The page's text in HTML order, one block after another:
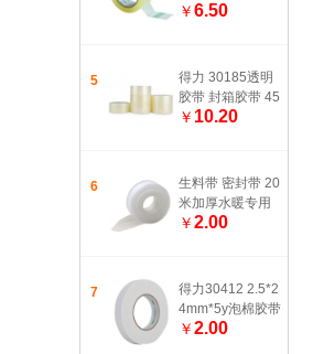
m*100y 透明胶带
￥6.50
5
得力 30185透明
胶带 封箱胶带 45
mmｘ200y 透明
￥ 10.20
6
生料带 密封带 20
米加厚水暖专用
生料带 封水纸
￥2.00
7
得力30412 2.5*2
4mm*5y泡棉胶带
海绵强力胶带 粘
￥2.00